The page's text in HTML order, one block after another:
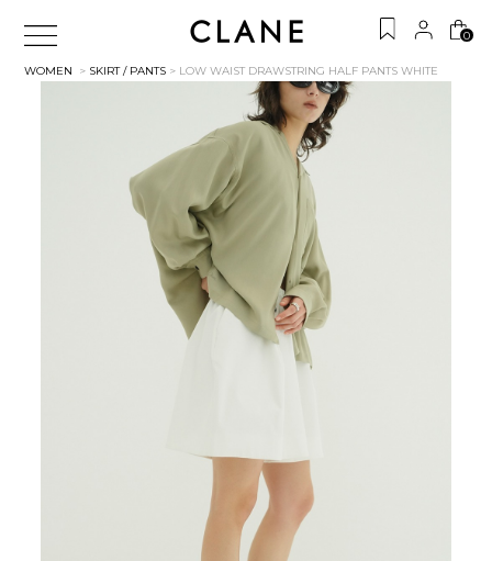
0
WOMEN > SKIRT / PANTS > LOW WAIST DRAWSTRING HALF PANTS WHITE